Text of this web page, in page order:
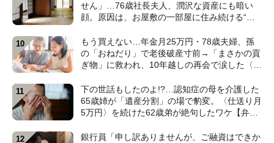
せん」…76歳社長夫人、潤沢な資産にも暗い
顔。原因は、お屋敷の一部屋に住み続ける“跡
もう買えない…年金月25万円・78歳夫婦、孫
の「おねだり」で老後破産寸前→「まさかの貢
ぎ物」に救われ、10年越しの再会で涙した〈孫
下の世話もしたのよ!?…認知症の母を介護した
65歳姉が「遺産分割」の場で豹変。〈仕送り月
5万円〉を続けた62歳弟が絶句したワケ【弁護
銀行員「申し訳ありませんが、ご融資はできか